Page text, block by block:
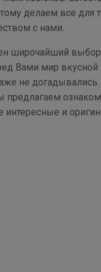
делаем все для
с нами.
широчайший
Вами мир вкусной
не
предлагаем
интересные и